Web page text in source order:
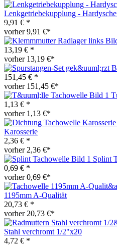
Lenkgetriebekupplung -
9,91 € *
vorher 9,91 €*
13,19 € *
vorher 13,19 €*
151,45 € *
vorher 151,45 €*
1,13 € *
vorher 1,13 €*
Karosserie
2,36 € *
vorher 2,36 €*
Splint
0,69 € *
vorher 0,69 €*
1195mm A-Qualität
20,73 € *
vorher 20,73 €*
Stahl verchromt 1/2"x20
4,72 € *